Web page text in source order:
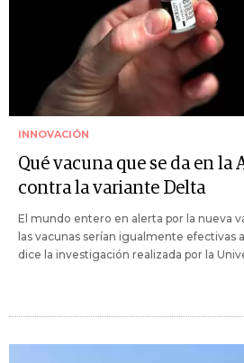
INNOVACIÓN
Qué vacuna que se da en
contra la variante Delta
El mundo entero en alerta por la nueva
las vacunas serían igualmente efectivas
dice la investigación realizada por la